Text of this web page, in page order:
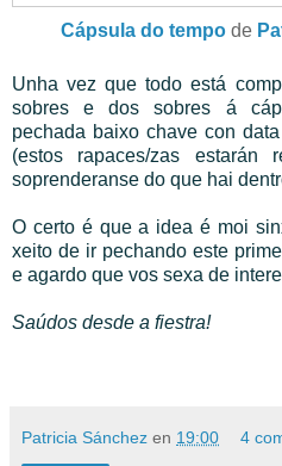
Cápsula do tempo de
Unha vez que todo está
sobres e dos sobres á
pechada baixo chave con
(estos rapaces/zas estarán
soprenderanse do que hai
O certo é que a idea é moi
xeito de ir pechando este
e agardo que vos sexa de
Saúdos desde a fiestra!
Patricia Sánchez en 19:00 4